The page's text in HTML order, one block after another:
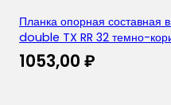
Планка опорная
double TX RR 32 темно-
1053,00 ₽